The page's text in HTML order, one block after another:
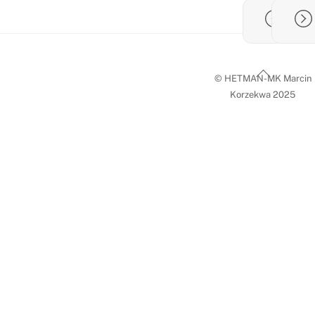
Back
© HETMAN-MK Marcin
Korzekwa 2025